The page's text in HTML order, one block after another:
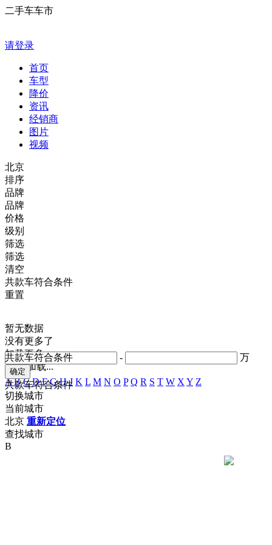
二手车车市
请登录
首页
车型
降价
资讯
经销商
图片
视频
北京
排序
品牌
品牌
价格
- 万
共款车符合条件
级别
共款车符合条件
筛选
筛选
清空
共款车符合条件
重置
暂无数据
没有更多了
加载更多
正在加载...
A B C D F G H J K L M N O P Q R S T W X Y Z
切换城市
当前城市
北京 重新定位
查找城市
B